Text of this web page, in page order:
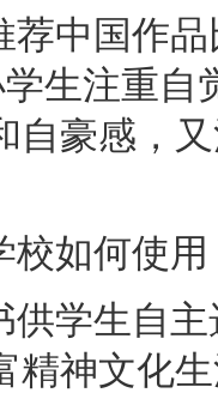
荐中国作
生注重
自豪感，
校如何使
供学生自
精神文化